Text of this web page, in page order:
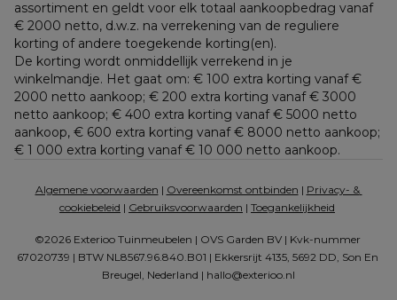
assortiment en geldt voor elk totaal aankoopbedrag vanaf
€ 2000 netto, d.w.z. na verrekening van de reguliere
korting of andere toegekende korting(en).
De korting wordt onmiddellijk verrekend in je
winkelmandje. Het gaat om: € 100 extra korting vanaf €
2000 netto aankoop; € 200 extra korting vanaf € 3000
netto aankoop; € 400 extra korting vanaf € 5000 netto
€ 1 000 extra korting vanaf € 10 000 netto aankoop.
Algemene voorwaarden | Overeenkomst ontbinden | Privacy- &
cookiebeleid | Gebruiksvoorwaarden | Toegankelijkheid
©2026 Exterioo Tuinmeubelen | OVS Garden BV | Kvk-nummer
67020739 | BTW NL8567.96.840.B01 | Ekkersrijt 4135, 5692 DD, Son En
Breugel, Nederland | hallo@exterioo.nl